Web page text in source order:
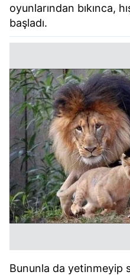
oyunlarından bıkınca,
başladı.
Bununla da yetinmeyip